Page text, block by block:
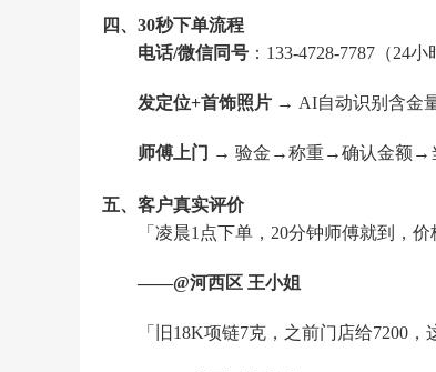
四、30秒下单流程
电话/微信同号 ：133-4728-7787（24小
发定位+首饰照片 → AI自动识别含金
师傅上门 → 验金→称重→确认金额→
五、客户真实评价
「凌晨1点下单，20分钟师傅就到，价
——@河西区 王小姐
「旧18K项链7克，之前门店给7200，这